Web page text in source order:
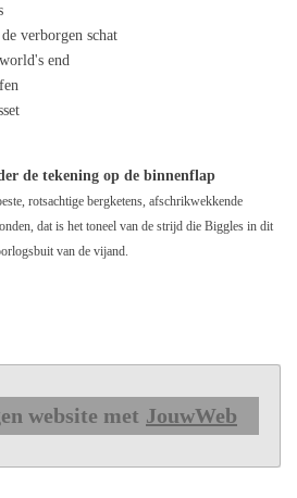
verborgen schat
end
de tekening op de binnenflap
rotsachtige bergketens, afschrikwekkende
dat is het toneel van de strijd die Biggles in dit
van de vijand.
website met JouwWeb